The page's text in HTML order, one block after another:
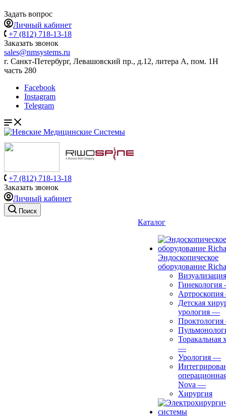
Задать вопрос
Личный кабинет
+7 (812) 718-13-18
Заказать звонок
sales@nmsystems.ru
г. Санкт-Петербург, Левашовский пр., д.12, литера А, пом. 1Н
часть 280
Facebook
Instagram
Telegram
+7 (812) 718-13-18
Заказать звонок
Личный кабинет
Поиск
Каталог
Эндоскопическое
оборудование
Визуализация
Гинекология
Артроскопия
Детская
урология —
Проктология
Торакальная
—
Урология —
Nova —
Хирургия